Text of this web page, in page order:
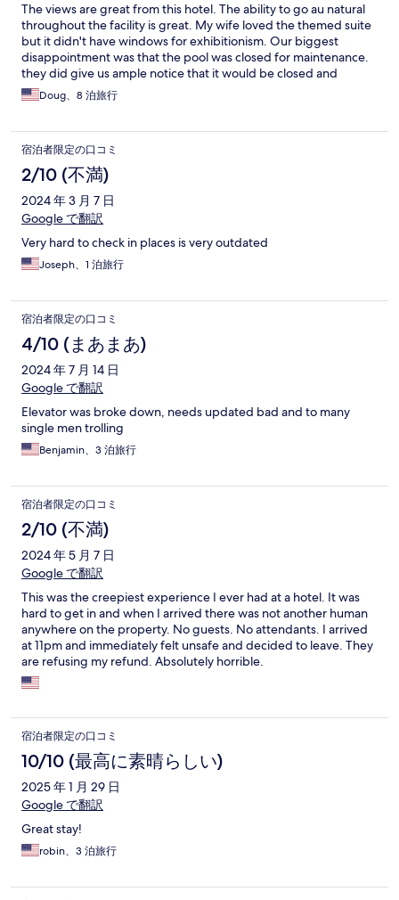
The views are great from this hotel. The ability to go au natural
throughout the facility is great. My wife loved the themed suite
but it didn't have windows for exhibitionism. Our biggest
disappointment was that the pool was closed for maintenance.
they did give us ample notice that it would be closed and
upgraded our room and discounted the price to compensate
us. There is no other place quite like this place if you are into this
Doug、8 泊旅行
宿泊者限定の口コミ
2/10 (不満)
2024 年 3 月 7 日
Google で翻訳
Very hard to check in places is very outdated
Joseph、1 泊旅行
宿泊者限定の口コミ
4/10 (まあまあ)
2024 年 7 月 14 日
Google で翻訳
Elevator was broke down, needs updated bad and to many
single men trolling
Benjamin、3 泊旅行
宿泊者限定の口コミ
2/10 (不満)
2024 年 5 月 7 日
Google で翻訳
This was the creepiest experience I ever had at a hotel. It was
hard to get in and when I arrived there was not another human
anywhere on the property. No guests. No attendants. I arrived
at 11pm and immediately felt unsafe and decided to leave. They
are refusing my refund. Absolutely horrible.
宿泊者限定の口コミ
10/10 (最高に素晴らしい)
2025 年 1 月 29 日
Google で翻訳
Great stay!
robin、3 泊旅行